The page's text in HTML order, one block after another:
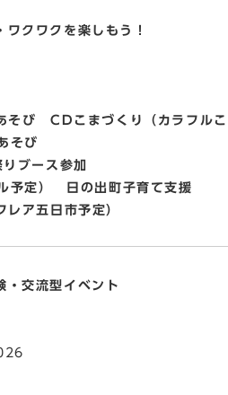
クワクを楽しもう！
び CDこまづくり（カラフルこ
び
ス参加
日の出町子育て支援
日市予定）
・交流型イベント